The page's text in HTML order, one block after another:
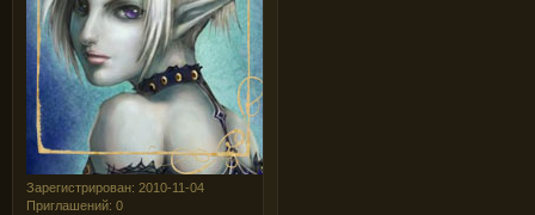
Зарегистрирован: 2010-11-04
Приглашений: 0